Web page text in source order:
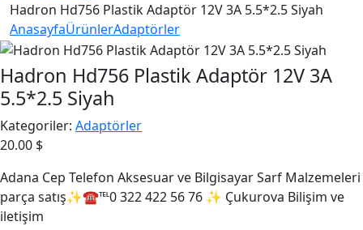
Hadron Hd756 Plastik Adaptör 12V 3A 5.5*2.5 Siyah
AnasayfaÜrünlerAdaptörler
Hadron Hd756 Plastik Adaptör 12V 3A
5.5*2.5 Siyah
Kategoriler: Adaptörler
20.00 $
Adana Cep Telefon Aksesuar ve Bilgisayar Sarf Malzemeleri
parça satış✨☎℡0 322 422 56 76 ✨ Çukurova Bilişim ve
iletişim